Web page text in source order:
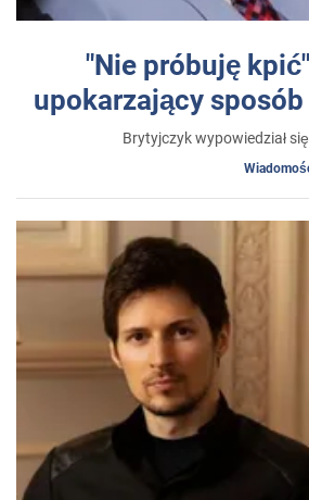
"Nie próbuję
upokarzający
Brytyjczyk wypowiedział